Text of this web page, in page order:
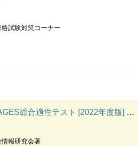
試験対策コーナー
合適性テスト [2022年度版] 大学生の就職Focusシリーズ
報研究会著